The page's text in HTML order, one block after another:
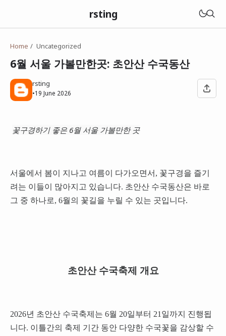
rsting
Home Uncategorized
6월 서울 가볼만한곳: 초안산 수국동산
rsting
•19 June 2026
꽃구경하기 좋은 6월 서울 가볼만한 곳
서울에서 봄이 지나고 여름이 다가오면서, 꽃구경을 즐기
려는 이들이 많아지고 있습니다. 초안산 수국동산은 바로
그 중 하나로, 6월의 꽃길을 누릴 수 있는 곳입니다.
초안산 수국축제 개요
2026년 초안산 수국축제는 6월 20일부터 21일까지 진행됩
니다. 이틀간의 축제 기간 동안 다양한 수국꽃을 감상할 수